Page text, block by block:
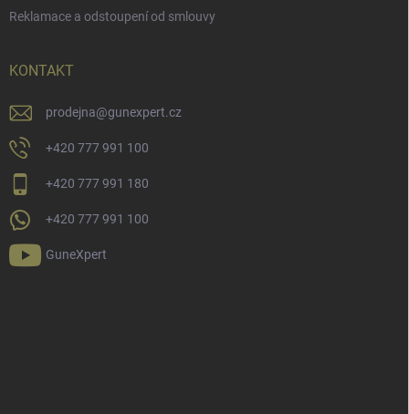
Reklamace a odstoupení od smlouvy
KONTAKT
prodejna@gunexpert.cz
+420 777 991 100
+420 777 991 180
+420 777 991 100
GuneXpert